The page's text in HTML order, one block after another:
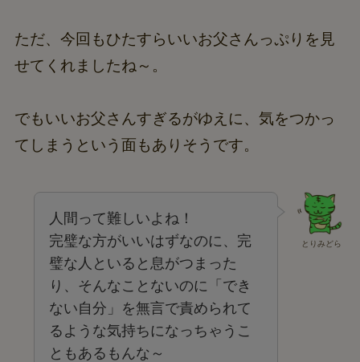
ただ、今回もひたすらいいお父さんっぷりを見
せてくれましたね～。
でもいいお父さんすぎるがゆえに、気をつかっ
てしまうという面もありそうです。
とりみどら
人間って難しいよね！
完璧な方がいいはずなのに、完
璧な人といると息がつまった
り、そんなことないのに「でき
ない自分」を無言で責められて
るような気持ちになっちゃうこ
ともあるもんな～